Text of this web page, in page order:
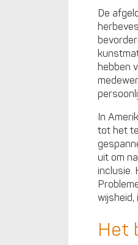
De
hebben
In
tot het
uit om
inclusie.
wijsheid,
Het